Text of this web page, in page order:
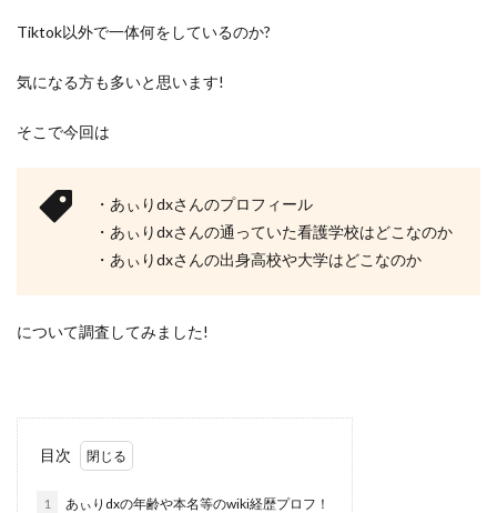
Tiktok以外で一体何をしているのか?
気になる方も多いと思います!
そこで今回は
・あぃりdxさんのプロフィール
・あぃりdxさんの通っていた看護学校はどこなのか
・あぃりdxさんの出身高校や大学はどこなのか
について調査してみました!
目次
1 あぃりdxの年齢や本名等のwiki経歴プロフ！